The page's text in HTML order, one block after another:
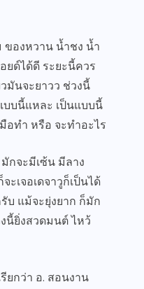
องหวาน น้ำชง น้ำ
ด์ได้ดี ระยะนี้ควร
มันจะยาวว ช่วงนี้
บบนี้แหละ เป็นแบบนี้
อทำ หรือ จะทำอะไร
กจะมีเซ้น มีลาง
เจอเดจาวูก็เป็นได้
บ แม้จะยุ่งยาก ก็มัก
นี้ยิ่งสวดมนต์ ไหว้
ยกว่า อ. สอนงาน